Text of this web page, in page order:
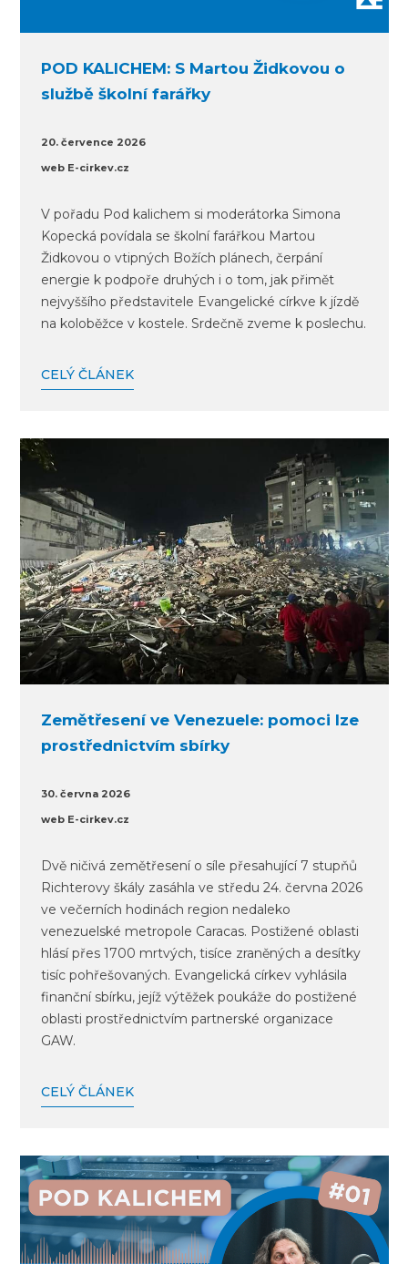
POD KALICHEM: S Martou Židkovou o
službě školní farářky
20. července 2026
web E-cirkev.cz
V pořadu Pod kalichem si moderátorka Simona
Kopecká povídala se školní farářkou Martou
Židkovou o vtipných Božích plánech, čerpání
energie k podpoře druhých i o tom, jak přimět
nejvyššího představitele Evangelické církve k jízdě
na koloběžce v kostele. Srdečně zveme k poslechu.
CELÝ ČLÁNEK
Zemětřesení ve Venezuele: pomoci lze
prostřednictvím sbírky
30. června 2026
web E-cirkev.cz
Dvě ničivá zemětřesení o síle přesahující 7 stupňů
Richterovy škály zasáhla ve středu 24. června 2026
ve večerních hodinách region nedaleko
venezuelské metropole Caracas. Postižené oblasti
hlásí přes 1700 mrtvých, tisíce zraněných a desítky
tisíc pohřešovaných. Evangelická církev vyhlásila
finanční sbírku, jejíž výtěžek poukáže do postižené
oblasti prostřednictvím partnerské organizace
GAW.
CELÝ ČLÁNEK